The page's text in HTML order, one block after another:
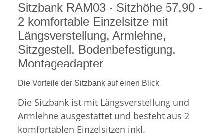
Sitzbank RAM03 - Sitzhöhe 57,90 -
2 komfortable Einzelsitze mit
Längsverstellung, Armlehne,
Sitzgestell, Bodenbefestigung,
Montageadapter
Die Vorteile der Sitzbank auf einen Blick
Die Sitzbank ist mit Längsverstellung und
Armlehne ausgestattet und besteht aus 2
komfortablen Einzelsitzen inkl.